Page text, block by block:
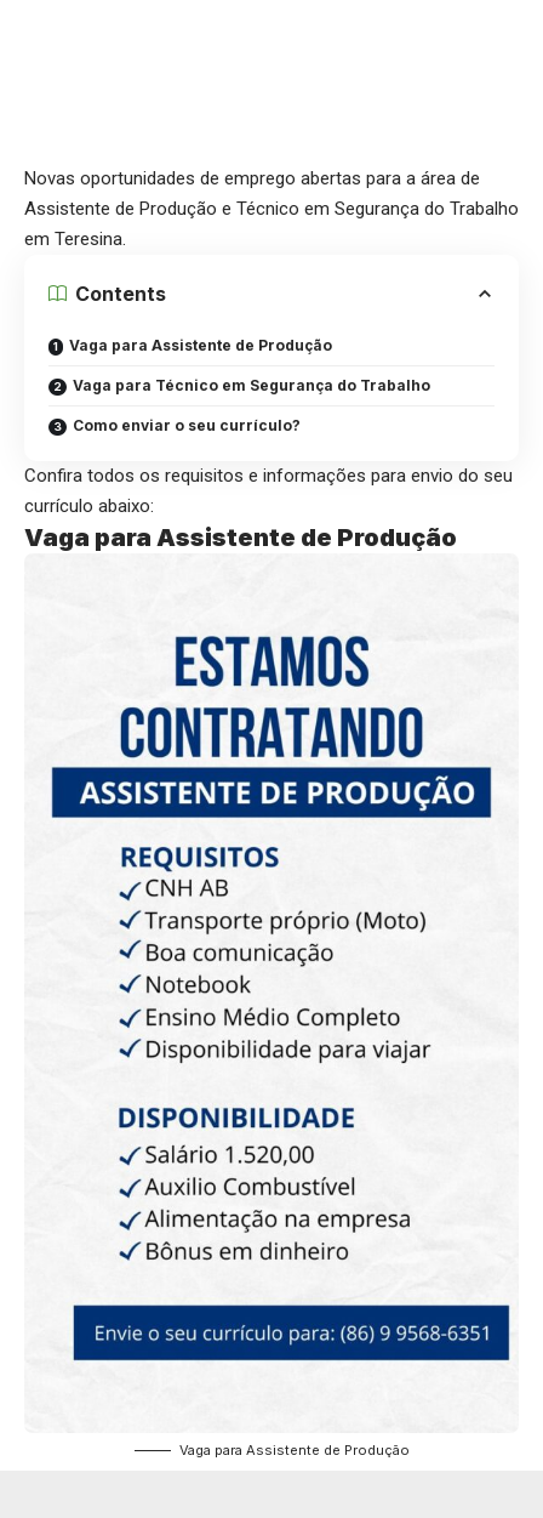
Novas oportunidades de emprego abertas para a área de
Assistente de Produção e Técnico em Segurança do Trabalho
em Teresina.
Contents
Vaga para Assistente de Produção
Vaga para Técnico em Segurança do Trabalho
Como enviar o seu currículo?
Confira todos os requisitos e informações para envio do seu
currículo abaixo:
Vaga para Assistente de Produção
Vaga para Assistente de Produção